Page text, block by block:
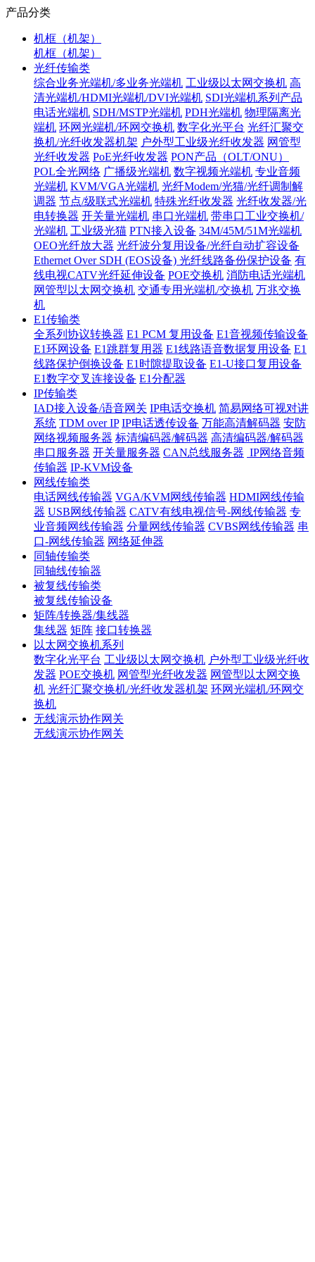
产品分类
机框（机架）
机框（机架）
光纤传输类
综合业务光端机/多业务光端机 工业级以太网交换机 高
清光端机/HDMI光端机/DVI光端机 SDI光端机系列产品
电话光端机 SDH/MSTP光端机 PDH光端机 物理隔离光
端机 环网光端机/环网交换机 数字化光平台 光纤汇聚交
换机/光纤收发器机架 户外型工业级光纤收发器 网管型
光纤收发器 PoE光纤收发器 PON产品（OLT/ONU）
POL全光网络 广播级光端机 数字视频光端机 专业音频
光端机 KVM/VGA光端机 光纤Modem/光猫/光纤调制解
调器 节点/级联式光端机 特殊光纤收发器 光纤收发器/光
电转换器 开关量光端机 串口光端机 带串口工业交换机/
光端机 工业级光猫 PTN接入设备 34M/45M/51M光端机
OEO光纤放大器 光纤波分复用设备/光纤自动扩容设备
Ethernet Over SDH (EOS设备) 光纤线路备份保护设备 有
线电视CATV光纤延伸设备 POE交换机 消防电话光端机
网管型以太网交换机 交通专用光端机/交换机 万兆交换
机
E1传输类
全系列协议转换器 E1 PCM 复用设备 E1音视频传输设备
E1环网设备 E1跳群复用器 E1线路语音数据复用设备 E1
线路保护倒换设备 E1时隙提取设备 E1-U接口复用设备
E1数字交叉连接设备 E1分配器
IP传输类
IAD接入设备/语音网关 IP电话交换机 简易网络可视对讲
系统 TDM over IP IP电话透传设备 万能高清解码器 安防
网络视频服务器 标清编码器/解码器 高清编码器/解码器
串口服务器 开关量服务器 CAN总线服务器 IP网络音频
传输器 IP-KVM设备
网线传输类
电话网线传输器 VGA/KVM网线传输器 HDMI网线传输
器 USB网线传输器 CATV有线电视信号-网线传输器 专
业音频网线传输器 分量网线传输器 CVBS网线传输器 串
口-网线传输器 网络延伸器
同轴传输类
同轴线传输器
被复线传输类
被复线传输设备
矩阵/转换器/集线器
集线器 矩阵 接口转换器
以太网交换机系列
数字化光平台 工业级以太网交换机 户外型工业级光纤收
发器 POE交换机 网管型光纤收发器 网管型以太网交换
机 光纤汇聚交换机/光纤收发器机架 环网光端机/环网交
换机
无线演示协作网关
无线演示协作网关